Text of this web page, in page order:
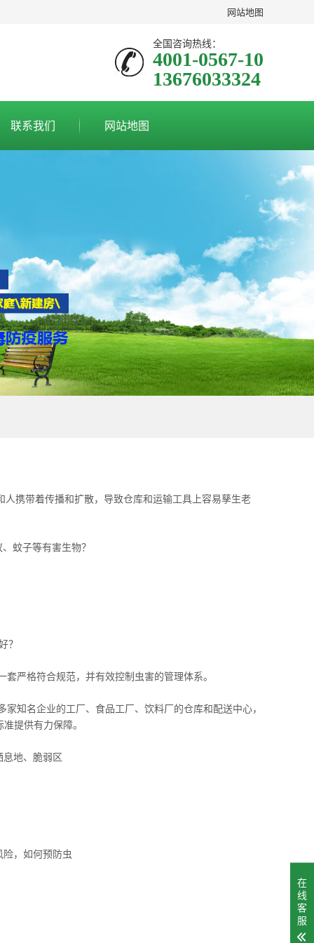
网站地图
全国咨询热线：
4001-0567-10
13676033324
联系我们 网站地图
携带着传播和扩散，导致仓库和运输工具上容易孳生老
蚊子等有害生物？
？
严格符合规范，并有效控制虫害的管理体系。
知名企业的工厂、食品工厂、饮料厂的仓库和配送中心，
提供有力保障。
地、脆弱区
，如何预防虫
在
线
客
服